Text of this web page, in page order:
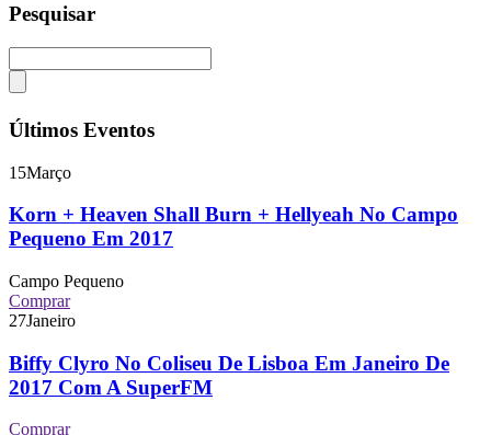
Pesquisar
Últimos Eventos
15Março
Korn + Heaven Shall Burn + Hellyeah No Campo
Pequeno Em 2017
Campo Pequeno
Comprar
27Janeiro
Biffy Clyro No Coliseu De Lisboa Em Janeiro De
2017 Com A SuperFM
Comprar